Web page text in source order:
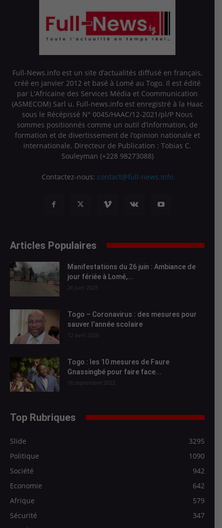
Full-News.info est un site d’actualités diffusé en français,
créé en janvier 2012 et basé à Lomé au Togo. Il est édité
par L'Africaine des Services Média et Coommunication
(ASMECOM) Sarl u. Full-news.info est enregistré à la Haac
sous le Récépissé N° 0045/HAAC/12-2021/pl/P Nous
sommes positionnés comme un outil d’information, de
formation et de divertissement de l’opinion nationale et
internationale. Directeur de Publication : Tobias C.
Souleyman (+228 98273088)
Contactez-nous: contact@full-news.info
Articles Populaires
Manifestations du 26 juin : Ambiance de
jour fériée à Lomé,...
26 juin 2025
Togo – Coronavirus : des mesures pour
sauver l’année scolaire
12 avril 2020
Togo : les 10 mesures de Faure
Gnassingbé pour faire face...
16 septembre 2022
Top Rubriques
Slide
3295
Politique
1090
Société
942
Economie
642
Afrique
579
Sécurité
347